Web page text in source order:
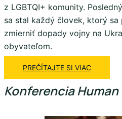
z LGBTQI+ komunity.
sa stal každý človek, ktorý sa
zmierniť dopady vojny na
obyvateľom.
PREČÍTAJTE SI VIAC
Konferencia Human